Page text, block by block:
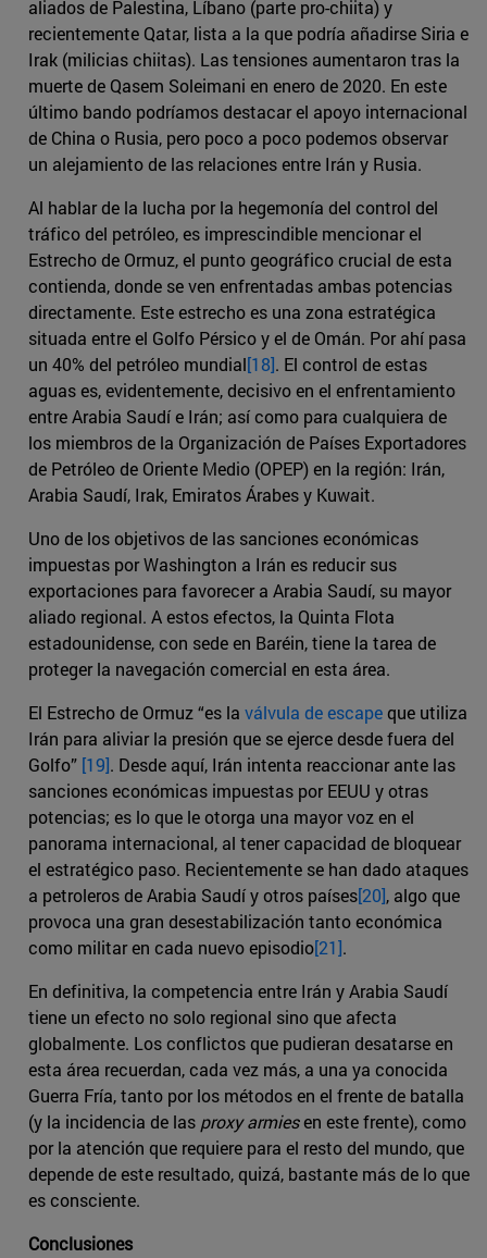
aliados de Palestina, Líbano (parte pro-chiita) y
recientemente Qatar, lista a la que podría añadirse Siria e
Irak (milicias chiitas). Las tensiones aumentaron tras la
muerte de Qasem Soleimani en enero de 2020. En este
último bando podríamos destacar el apoyo internacional
de China o Rusia, pero poco a poco podemos observar
un alejamiento de las relaciones entre Irán y Rusia.
Al hablar de la lucha por la hegemonía del control del
tráfico del petróleo, es imprescindible mencionar el
Estrecho de Ormuz, el punto geográfico crucial de esta
contienda, donde se ven enfrentadas ambas potencias
directamente. Este estrecho es una zona estratégica
situada entre el Golfo Pérsico y el de Omán. Por ahí pasa
un 40% del petróleo mundial[18]. El control de estas
aguas es, evidentemente, decisivo en el enfrentamiento
entre Arabia Saudí e Irán; así como para cualquiera de
los miembros de la Organización de Países Exportadores
de Petróleo de Oriente Medio (OPEP) en la región: Irán,
Arabia Saudí, Irak, Emiratos Árabes y Kuwait.
Uno de los objetivos de las sanciones económicas
impuestas por Washington a Irán es reducir sus
exportaciones para favorecer a Arabia Saudí, su mayor
aliado regional. A estos efectos, la Quinta Flota
estadounidense, con sede en Baréin, tiene la tarea de
proteger la navegación comercial en esta área.
El Estrecho de Ormuz “es la válvula de escapeque utiliza
Irán para aliviar la presión que se ejerce desde fuera del
Golfo” [19]. Desde aquí, Irán intenta reaccionar ante las
sanciones económicas impuestas por EEUU y otras
potencias; es lo que le otorga una mayor voz en el
panorama internacional, al tener capacidad de bloquear
el estratégico paso. Recientemente se han dado ataques
a petroleros de Arabia Saudí y otros países[20], algo que
provoca una gran desestabilización tanto económica
como militar en cada nuevo episodio[21].
En definitiva, la competencia entre Irán y Arabia Saudí
tiene un efecto no solo regional sino que afecta
globalmente. Los conflictos que pudieran desatarse en
esta área recuerdan, cada vez más, a una ya conocida
Guerra Fría, tanto por los métodos en el frente de batalla
(y la incidencia de las proxy armiesen este frente), como
por la atención que requiere para el resto del mundo, que
depende de este resultado, quizá, bastante más de lo que
es consciente.
Conclusiones